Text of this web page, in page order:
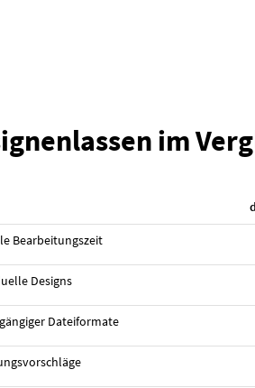
im
Bearbeitungszeit
Designs
Dateiformate